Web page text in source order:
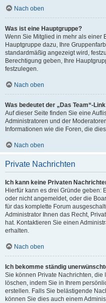
Nach oben
Was ist eine Hauptgruppe?
Wenn Sie Mitglied in mehr als einer
Hauptgruppe dazu, Ihre
standardmäßig angezeigt wird,
Berechtigung geben, Ihre
festzulegen.
Nach oben
Was bedeutet der „Das Team“-
Auf dieser Seite finden Sie eine
Administratoren und der
Informationen wie die Foren, die
Nach oben
Private Nachrichten
Ich kann keine Privaten
Hierfür kann es drei Gründe geben:
oder nicht angemeldet, oder die
für das komplette Forum
Administrator Ihnen das Recht,
hat. Kontaktieren Sie einen
erhalten.
Nach oben
Ich bekomme ständig
Sie können Private Nachrichten, die
löschen, indem Sie in Ihrem
erstellen. Falls Sie belästigende
können Sie dies auch einem